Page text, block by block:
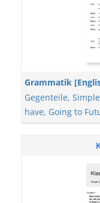
Grammatik
Gegenteile,
have, Going to